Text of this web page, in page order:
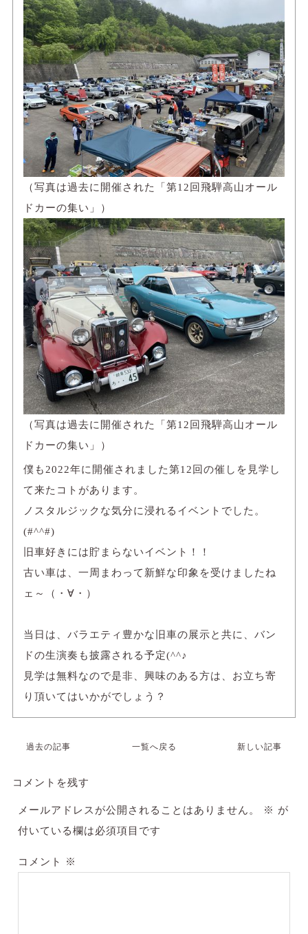
（写真は過去に開催された「第12回飛騨高山オール
ドカーの集い」）
（写真は過去に開催された「第12回飛騨高山オール
ドカーの集い」）
僕も2022年に開催されました第12回の催しを見学し
て来たコトがあります。
ノスタルジックな気分に浸れるイベントでした。
(#^^#)
旧車好きには貯まらないイベント！！
古い車は、一周まわって新鮮な印象を受けましたね
ェ～（・∀・）
当日は、バラエティ豊かな旧車の展示と共に、バン
ドの生演奏も披露される予定(^^♪
見学は無料なので是非、興味のある方は、お立ち寄
り頂いてはいかがでしょう？
過去の記事 一覧へ戻る 新しい記事
コメントを残す
メールアドレスが公開されることはありません。 ※ が
付いている欄は必須項目です
コメント ※